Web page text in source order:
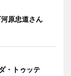
河原忠道さん
・トゥッテ